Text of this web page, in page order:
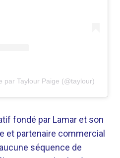
par Taylour Paige (@taylour)
fondé par Lamar et son
et partenaire commercial
séquence de